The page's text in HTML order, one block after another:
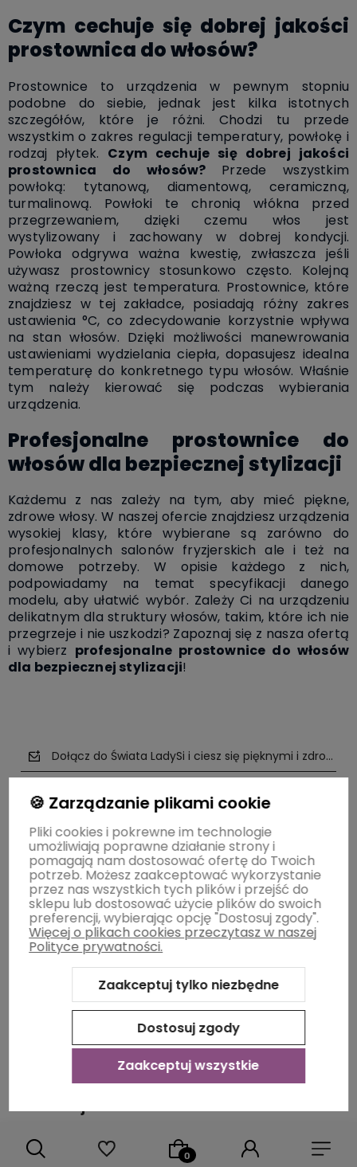
Czym cechuje się dobrej jakości
prostownica do włosów?
Prostownice to urządzenia w pewnym stopniu
podobne do siebie, jednak jest kilka istotnych
szczegółów, które je różni. Chodzi tu przede
wszystkim o zakres regulacji temperatury, powłokę i
rodzaj płytek. Czym cechuje się dobrej jakości
prostownica do włosów? Przede wszystkim
powłoką: tytanową, diamentową, ceramiczną,
turmalinową. Powłoki te chronią włókna przed
przegrzewaniem, dzięki czemu włos jest
wystylizowany i zachowany w dobrej kondycji.
Powłoka odgrywa ważna kwestię, zwłaszcza jeśli
używasz prostownicy stosunkowo często. Kolejną
ważną rzeczą jest temperatura. Prostownice, które
znajdziesz w tej zakładce, posiadają różny zakres
ustawienia °C, co zdecydowanie korzystnie wpływa
na stan włosów. Dzięki możliwości manewrowania
ustawieniami wydzielania ciepła, dopasujesz idealna
temperaturę do konkretnego typu włosów. Właśnie
tym należy kierować się podczas wybierania
urządzenia.
Profesjonalne prostownice do
włosów dla bezpiecznej stylizacji
Każdemu z nas zależy na tym, aby mieć piękne,
zdrowe włosy. W naszej ofercie znajdziesz urządzenia
wysokiej klasy, które wybierane są zarówno do
profesjonalnych salonów fryzjerskich ale i też na
domowe potrzeby. W opisie każdego z nich,
podpowiadamy na temat specyfikacji danego
modelu, aby ułatwić wybór. Zależy Ci na urządzeniu
delikatnym dla struktury włosów, takim, które ich nie
przegrzeje i nie uszkodzi? Zapoznaj się z nasza ofertą
i wybierz profesjonalne prostownice do włosów
dla bezpiecznej stylizacji!
Dołącz do Świata LadySi i ciesz się pięknymi i
polityce prywatności
Pomoc
Moje konto
Płatności i dostawa
Informacje
O nas
🍪 Zarządzanie plikami cookie
Pliki cookies i pokrewne im technologie
umożliwiają poprawne działanie strony i
pomagają nam dostosować ofertę do Twoich
potrzeb. Możesz zaakceptować wykorzystanie
przez nas wszystkich tych plików i przejść do
sklepu lub dostosować użycie plików do swoich
preferencji, wybierając opcję "Dostosuj zgody".
Więcej o plikach cookies przeczytasz w naszej
Polityce prywatności.
Zaakceptuj tylko niezbędne
Dostosuj zgody
Zaakceptuj wszystkie